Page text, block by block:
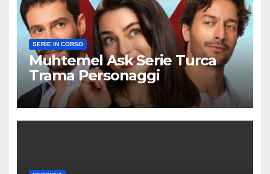
SERIE IN CORSO
Muhtemel Ask Serie Turca
Trama Personaggi